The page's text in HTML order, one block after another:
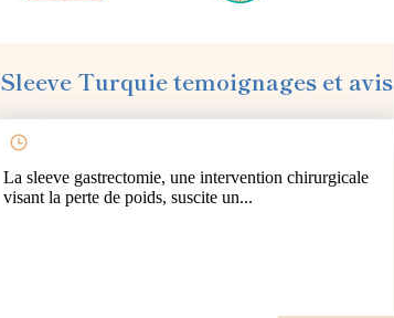
Sleeve Turquie temoignages et avis
La sleeve gastrectomie, une intervention chirurgicale
visant la perte de poids, suscite un...